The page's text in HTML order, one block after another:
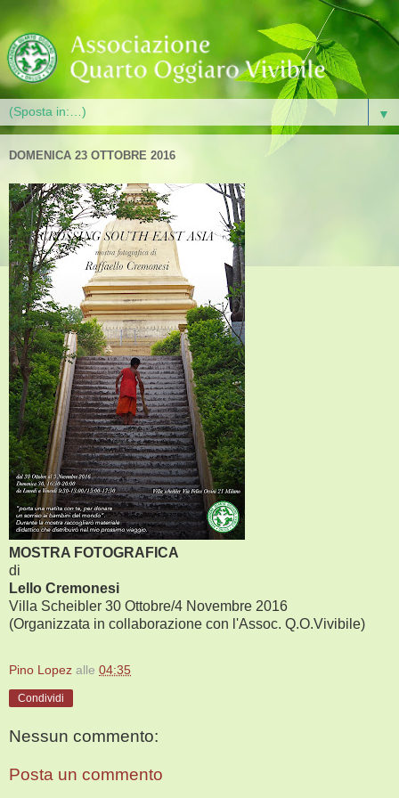
▼
DOMENICA 23 OTTOBRE 2016
MOSTRA FOTOGRAFICA
di
Lello Cremonesi
Villa Scheibler 30 Ottobre/4 Novembre 2016
(Organizzata in collaborazione con l'Assoc. Q.O.Vivibile)
Pino Lopez alle 04:35
Condividi
Nessun commento:
Posta un commento